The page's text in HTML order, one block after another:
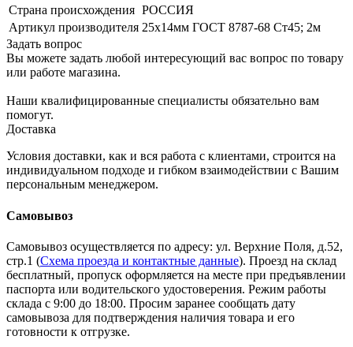
Страна происхождения РОССИЯ
Артикул производителя 25х14мм ГОСТ 8787-68 Ст45; 2м
Задать вопрос
Вы можете задать любой интересующий вас вопрос по товару
или работе магазина.
Наши квалифицированные специалисты обязательно вам
помогут.
Доставка
Условия доставки, как и вся работа с клиентами, строится на
индивидуальном подходе и гибком взаимодействии с Вашим
персональным менеджером.
Самовывоз
Самовывоз осуществляется по адресу: ул. Верхние Поля, д.52,
стр.1 (Схема проезда и контактные данные). Проезд на склад
бесплатный, пропуск оформляется на месте при предъявлении
паспорта или водительского удостоверения. Режим работы
склада с 9:00 до 18:00. Просим заранее сообщать дату
самовывоза для подтверждения наличия товара и его
готовности к отгрузке.